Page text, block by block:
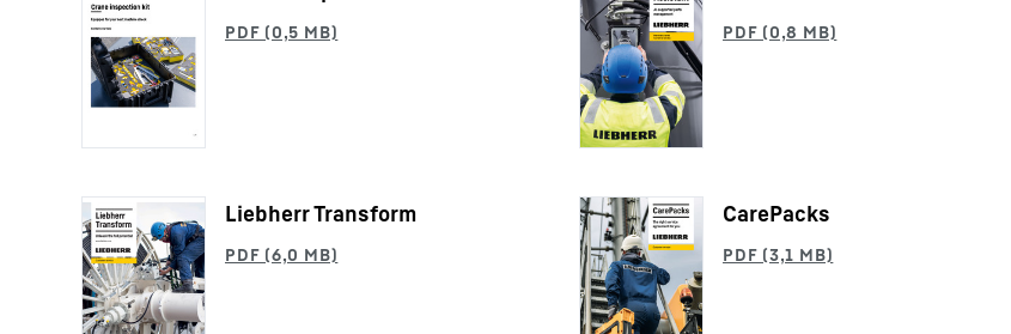
Подробнее о компании
Liebherr Transform CarePacks